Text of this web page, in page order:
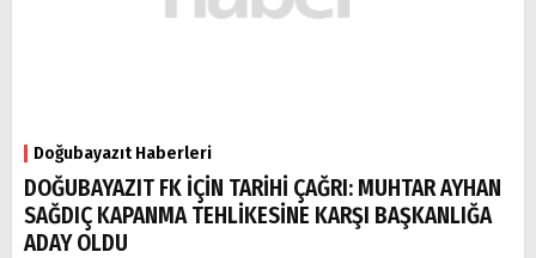
Doğubayazıt Haberleri
DOĞUBAYAZIT FK İÇİN TARİHİ ÇAĞRI: MUHTAR AYHAN
SAĞDIÇ KAPANMA TEHLİKESİNE KARŞI BAŞKANLIĞA
ADAY OLDU